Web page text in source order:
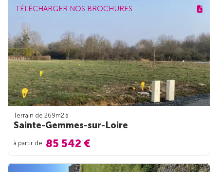
TÉLÉCHARGER NOS BROCHURES
Terrain de 269m2 à
Sainte-Gemmes-sur-Loire
à partir de 85 542 €